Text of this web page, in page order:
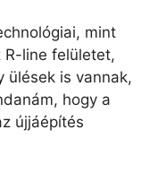
mint
R-line felületet,
ülések is vannak,
hogy a
újjáépítés